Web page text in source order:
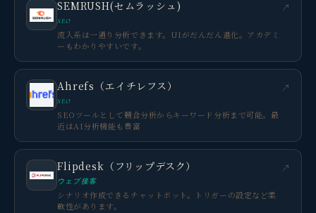
SEMRUSH(セムラッシュ)
SEO
流入系は一通り分析できます。UIがだんだん進化。アカデミ
ーもわかりやすいです。
↗
Ahrefs（エイチレフス）
SEO
SEOツールとして競合分析からキーワード分析まで可能。最
近はAI分析機能も豊富
↗
Flipdesk（フリップデスク）
ウェブ接客
シナリオ作成できるチャットボット。トリガーの設定など柔
軟性があります。
↗